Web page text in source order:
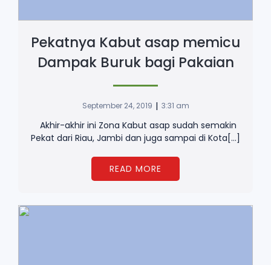
Pekatnya Kabut asap memicu
Dampak Buruk bagi Pakaian
September 24, 2019 | 3:31 am
Akhir-akhir ini Zona Kabut asap sudah semakin
Pekat dari Riau, Jambi dan juga sampai di Kota[…]
READ MORE